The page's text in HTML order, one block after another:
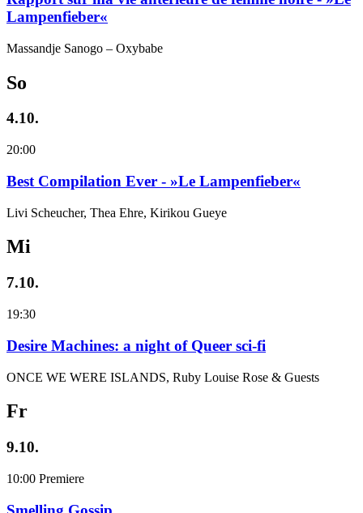
Lampenfieber«
Massandje Sanogo – Oxybabe
So
4.10.
20:00
Best Compilation Ever - »Le Lampenfieber«
Livi Scheucher, Thea Ehre, Kirikou Gueye
Mi
7.10.
19:30
Desire Machines: a night of Queer sci-fi
ONCE WE WERE ISLANDS, Ruby Louise Rose & Guests
Fr
9.10.
10:00 Premiere